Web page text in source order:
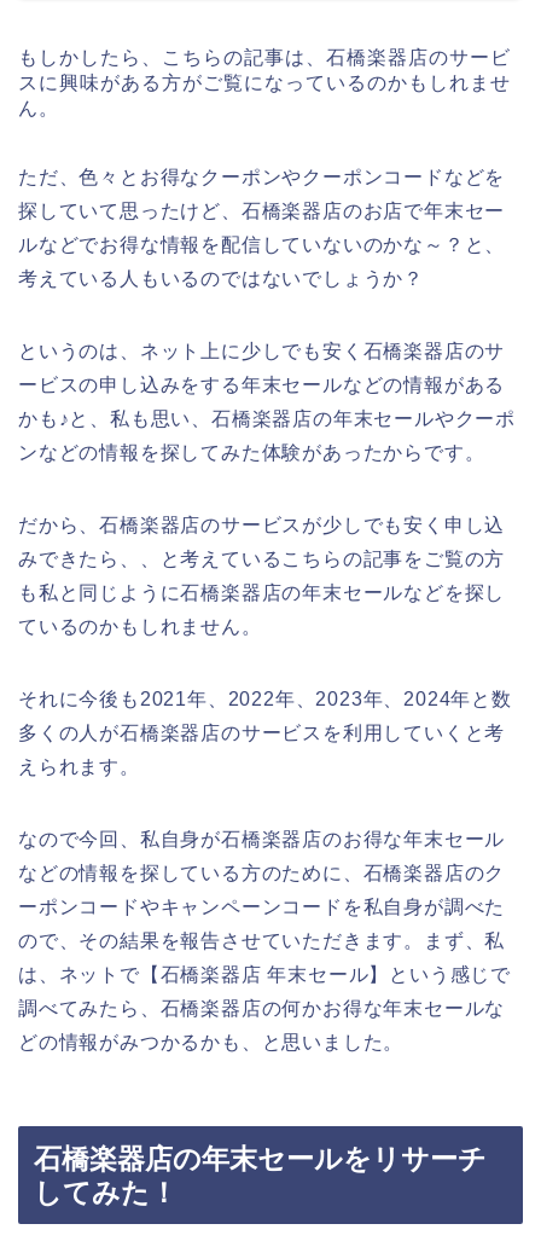
もしかしたら、こちらの記事は、石橋楽器店のサービ
スに興味がある方がご覧になっているのかもしれませ
ん。
ただ、色々とお得なクーポンやクーポンコードなどを
探していて思ったけど、石橋楽器店のお店で年末セー
ルなどでお得な情報を配信していないのかな～？と、
考えている人もいるのではないでしょうか？
というのは、ネット上に少しでも安く石橋楽器店のサ
ービスの申し込みをする年末セールなどの情報がある
かも♪と、私も思い、石橋楽器店の年末セールやクーポ
ンなどの情報を探してみた体験があったからです。
だから、石橋楽器店のサービスが少しでも安く申し込
みできたら、、と考えているこちらの記事をご覧の方
も私と同じように石橋楽器店の年末セールなどを探し
ているのかもしれません。
それに今後も2021年、2022年、2023年、2024年と数
多くの人が石橋楽器店のサービスを利用していくと考
えられます。
なので今回、私自身が石橋楽器店のお得な年末セール
などの情報を探している方のために、石橋楽器店のク
ーポンコードやキャンペーンコードを私自身が調べた
ので、その結果を報告させていただきます。まず、私
は、ネットで【石橋楽器店 年末セール】という感じで
調べてみたら、石橋楽器店の何かお得な年末セールな
どの情報がみつかるかも、と思いました。
石橋楽器店の年末セールをリサーチ
してみた！